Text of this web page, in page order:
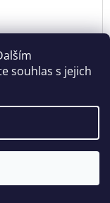
souhlas s jejich